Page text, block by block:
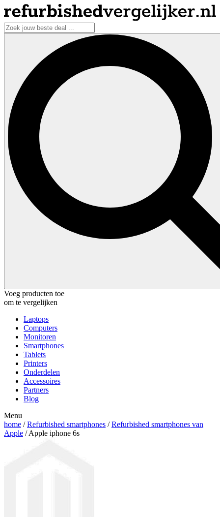
Voeg producten toe
om te vergelijken
Laptops
Computers
Monitoren
Smartphones
Tablets
Printers
Onderdelen
Accessoires
Partners
Blog
Menu
home /Refurbished smartphones /Refurbished smartphones van
Apple / Apple iphone 6s